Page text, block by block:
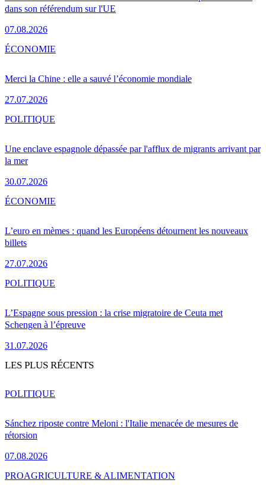
dans son référendum sur l'UE
07.08.2026
Merci la Chine : elle a sauvé l’économie mondiale
27.07.2026
ÉCONOMIE
Une enclave espagnole dépassée par l'afflux de migrants arrivant par
la mer
30.07.2026
POLITIQUE
L’euro en mèmes : quand les Européens détournent les nouveaux
billets
27.07.2026
ÉCONOMIE
L’Espagne sous pression : la crise migratoire de Ceuta met
Schengen à l’épreuve
31.07.2026
POLITIQUE
LES PLUS RÉCENTS
Sánchez riposte contre Meloni : l'Italie menacée de mesures de
rétorsion
07.08.2026
POLITIQUE
PROAGRICULTURE & ALIMENTATION